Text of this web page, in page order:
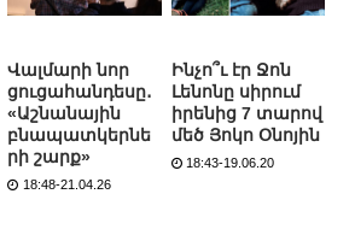
Վալմարի նոր
ցուցահանդեսը․
«Աշնանային
բնապատկերնե
րի շարք»
18:48-21.04.26
Ինչո՞ւ էր Ջոն
Լենոնը սիրում
իրենից 7 տարով
մեծ Յոկո Օնոյին
18:43-19.06.20